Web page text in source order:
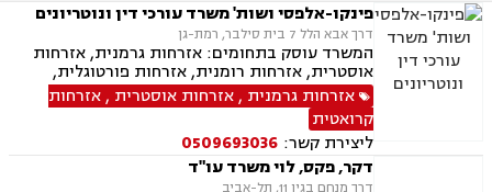
פינקו-אלפסי ושות' משרד עורכי דין ונוטריונים
דרך אבא הלל 7 בית סילבר, רמת-גן
המשרד עוסק בתחומים: אזרחות גרמנית, אזרחות
אוסטרית, אזרחות רומנית, אזרחות פורטוגלית,
אזרחות מרוקאית, אזרחות קרואטית, אזרחות
ספרדית, אזרחות צ'כית, ייפוי כוח מתמשך, נוטריון,
ירושות וצוואות, תמ"א 38
אזרחות גרמנית ,אזרחות אוסטרית ,אזרחות
קרואטית
ליצירת קשר: 0509693036
דקר, פקס, לוי משרד עו"ד
דרך מנחם בגין 11, תל-אביב